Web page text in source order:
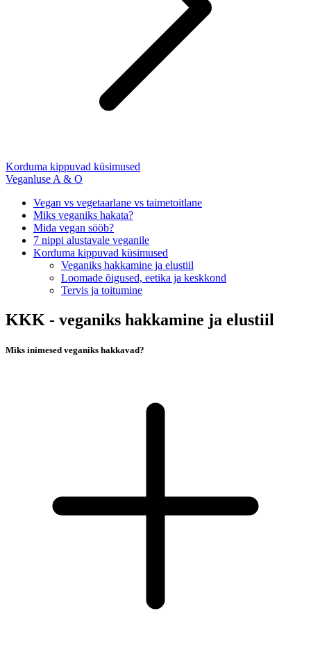
Korduma kippuvad küsimused
Veganluse A & O
Vegan vs vegetaarlane vs taimetoitlane
Miks veganiks hakata?
Mida vegan sööb?
7 nippi alustavale veganile
Korduma kippuvad küsimused
Veganiks hakkamine ja elustiil
Loomade õigused, eetika ja keskkond
Tervis ja toitumine
KKK - veganiks hakkamine ja elustiil
Miks inimesed veganiks hakkavad?